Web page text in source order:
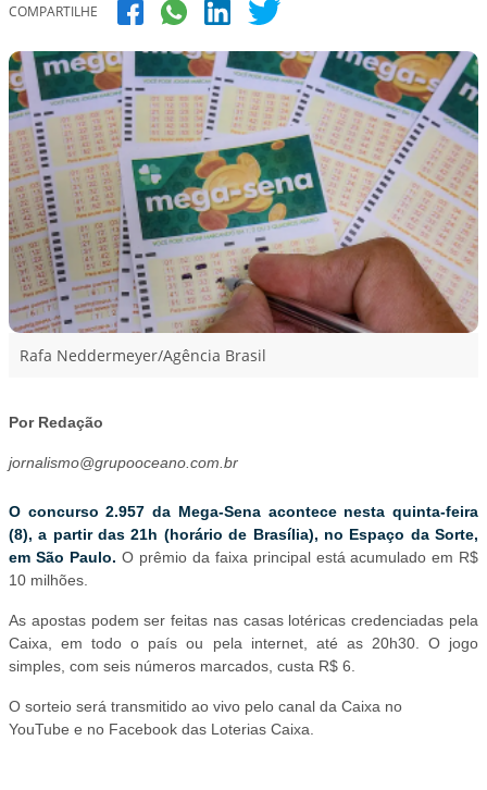
COMPARTILHE
Rafa Neddermeyer/Agência Brasil
Por Redação
jornalismo@grupooceano.com.br
O concurso 2.957 da Mega-Sena acontece nesta quinta-feira
(8), a partir das 21h (horário de Brasília), no Espaço da Sorte,
em São Paulo. O prêmio da faixa principal está acumulado em R$
10 milhões.
As apostas podem ser feitas nas casas lotéricas credenciadas pela
Caixa, em todo o país ou pela internet, até as 20h30. O jogo
simples, com seis números marcados, custa R$ 6.
O sorteio será transmitido ao vivo pelo canal da Caixa no
YouTube e no Facebook das Loterias Caixa.